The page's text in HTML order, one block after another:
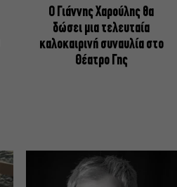
Ο Γιάννης Χαρούλης θα
δώσει μια τελευταία
καλοκαιρινή συναυλία στο
Θέατρο Γης